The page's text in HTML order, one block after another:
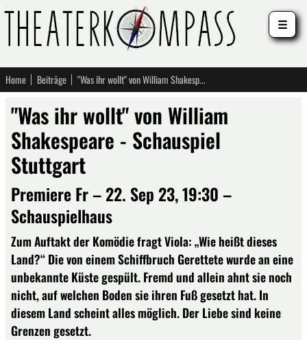
Home Beiträge "Was ihr wollt" von William Shakespeare - Schauspiel Stuttgart
"Was ihr wollt" von William
Shakespeare - Schauspiel
Stuttgart
Premiere Fr – 22. Sep 23, 19:30 –
Schauspielhaus
Zum Auftakt der Komödie fragt Viola: „Wie heißt dieses
Land?“ Die von einem Schiffbruch Gerettete wurde an eine
unbekannte Küste gespült. Fremd und allein ahnt sie noch
nicht, auf welchen Boden sie ihren Fuß gesetzt hat. In
diesem Land scheint alles möglich. Der Liebe sind keine
Grenzen gesetzt.
☰